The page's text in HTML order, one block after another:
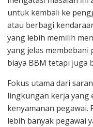
untuk kembali ke
atau berbagi
yang lebih memilih
yang jelas
biaya BBM tetapi juga
Fokus utama dari
lingkungan kerja yang
kenyamanan pegawai.
lebih banyak pegawai